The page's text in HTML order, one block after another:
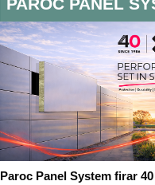
PAROC PANEL
Paroc Panel System firar